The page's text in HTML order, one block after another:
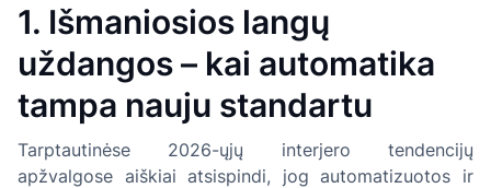
1. Išmaniosios langų
uždangos – kai automatika
tampa nauju standartu
Tarptautinėse 2026-ųjų interjero tendencijų
apžvalgose aiškiai atsispindi, jog automatizuotos ir